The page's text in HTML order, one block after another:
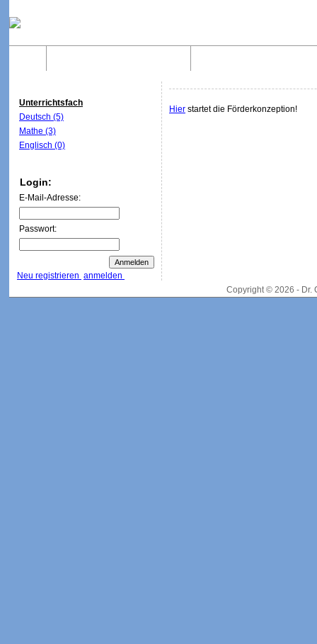
Unterrichtsfach
Deutsch (5)
Mathe (3)
Englisch (0)
Login:
E-Mail-Adresse:
Passwort:
Neu registrieren anmelden
Hier startet die Förderkonzeption!
Copyright © 2026 - Dr.